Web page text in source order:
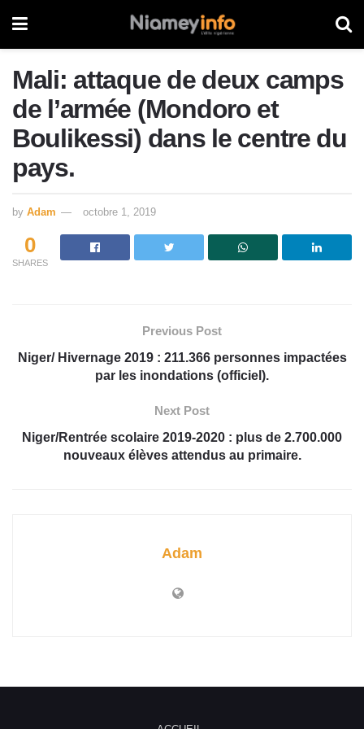
Mali: attaque de deux camps
de l’armée (Mondoro et
Boulikessi) dans le centre du
pays.
by Adam octobre 1, 2019
0
SHARES
Previous Post
Niger/ Hivernage 2019 : 211.366 personnes impactées
par les inondations (officiel).
Next Post
Niger/Rentrée scolaire 2019-2020 : plus de 2.700.000
nouveaux élèves attendus au primaire.
Adam